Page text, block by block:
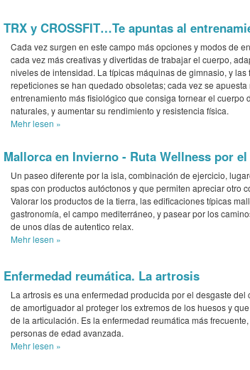
TRX y CROSSFIT…Te apuntas al
Cada vez surgen en este campo más opciones y modos de
cada vez más creativas y divertidas de trabajar el cuerpo,
niveles de intensidad. La típicas máquinas de gimnasio, y las
repeticiones se han quedado obsoletas; cada vez se apuesta
entrenamiento más fisiológico que consiga tornear el cuerpo
naturales, y aumentar su rendimiento y resistencia física.
Mehrlesen »
Mallorca en Invierno - Ruta Wellness por
Un paseo diferente por la isla, combinación de ejercicio,
spas con productos autóctonos y que permiten apreciar otro
Valorar los productos de la tierra, las edificaciones típicas
gastronomía, el campo mediterráneo, y pasear por los
de unos días de autentico relax.
Mehrlesen »
Enfermedad reumática. La artrosis
La artrosis es una enfermedad producida por el desgaste del
de amortiguador al proteger los extremos de los huesos y
de la articulación. Es la enfermedad reumática más
personas de edad avanzada.
Mehrlesen »